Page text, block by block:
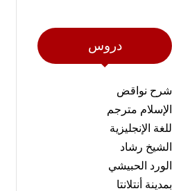
دروس
شرح نواقض
الإسلام مترجم
للغة الإنجليزية
الشيخ رشاد
الورد الحبيشي
بمدينة أنتلانتا